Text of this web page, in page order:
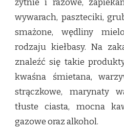
żytnie i razowe,
wywarach, paszteciki,
smażone, wędliny
rodzaju kiełbasy. Na
znaleźć się takie
kwaśna śmietana,
strączkowe, marynaty
tłuste ciasta, mocna
gazowe oraz alkohol.